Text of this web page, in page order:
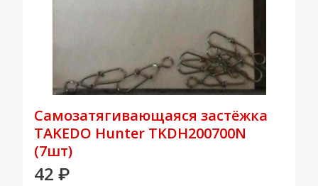
Самозатягивающаяся застёжка
TAKEDO Hunter TKDH200700N
(7шт)
42 ₽